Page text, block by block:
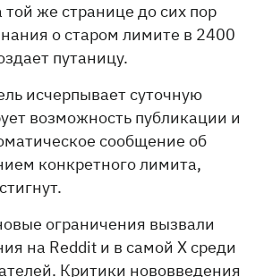
же странице до сих пор
о старом лимите в 2400
путаницу.
исчерпывает суточную
возможность публикации и
сообщение об
конкретного лимита,
ограничения вызвали
на Reddit и в самой X среди
Критики нововведения